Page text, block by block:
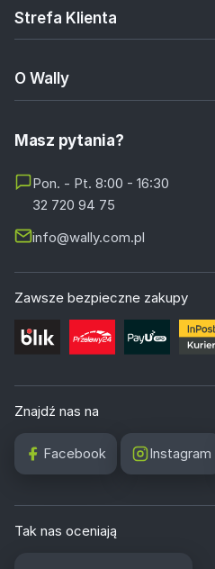
Strefa Klienta
O Wally
Masz pytania?
Pon. - Pt. 8:00 - 16:30
32 720 94 75
info@wally.com.pl
Zawsze bezpieczne zakupy
Znajdź nas na
Facebook Instagram
Tak nas oceniają